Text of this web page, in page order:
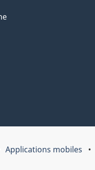
Applications mobiles